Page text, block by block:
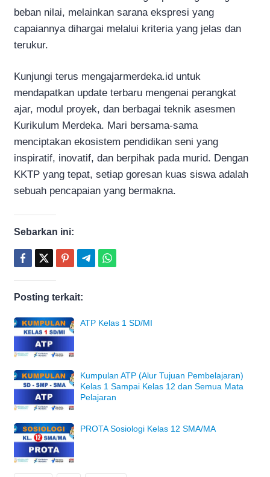
beban nilai, melainkan sarana ekspresi yang
capaiannya dihargai melalui kriteria yang jelas dan
terukur.
Kunjungi terus mengajarmerdeka.id untuk
mendapatkan update terbaru mengenai perangkat
ajar, modul proyek, dan berbagai teknik asesmen
Kurikulum Merdeka. Mari bersama-sama
menciptakan ekosistem pendidikan seni yang
inspiratif, inovatif, dan berpihak pada murid. Dengan
KKTP yang tepat, setiap goresan kuas siswa adalah
sebuah pencapaian yang bermakna.
Sebarkan ini:
Posting terkait:
ATP Kelas 1 SD/MI
Kumpulan ATP (Alur Tujuan Pembelajaran)
Kelas 1 Sampai Kelas 12 dan Semua Mata
Pelajaran
PROTA Sosiologi Kelas 12 SMA/MA